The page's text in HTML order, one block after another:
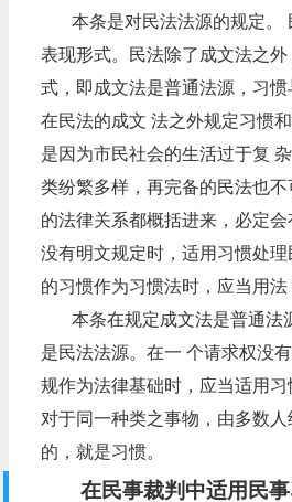
本条是对民法法源的规定。
表现形式。民法除了成文法之
式，即成文法是普通法源，习惯
在民法的成文 法之外规定习惯
是因为市民社会的生活过于复
类纷繁多样，再完备的民法也
的法律关系都概括进来，必定
没有明文规定时，适用习惯处
的习惯作为习惯法时，应当用法
本条在规定成文法是普通法
是民法法源。在一 个请求权没
规作为法律基础时，应当适用
对于同一种类之事物，由多数人
的，就是习惯。
在民事裁判中适用民事